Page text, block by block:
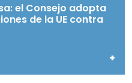
el Consejo adopta
de la UE contra
+